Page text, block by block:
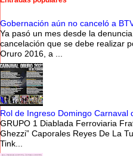
Gobernación aún no canceló a
Ya pasó un mes desde la
cancelación que se debe realizar
Oruro 2016, a ...
Rol de Ingreso Domingo Carnaval
GRUPO 1 Diablada Ferroviaria
Ghezzi” Caporales Reyes
Tink...